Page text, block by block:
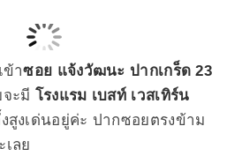
ข้าซอย แจ้งวัฒนะ ปากเกร็ด 23
ะมี โรงแรม เบสท์ เวสเทิร์น
สูงเด่นอยู่ค่ะ ปากซอยตรงข้าม
ลย